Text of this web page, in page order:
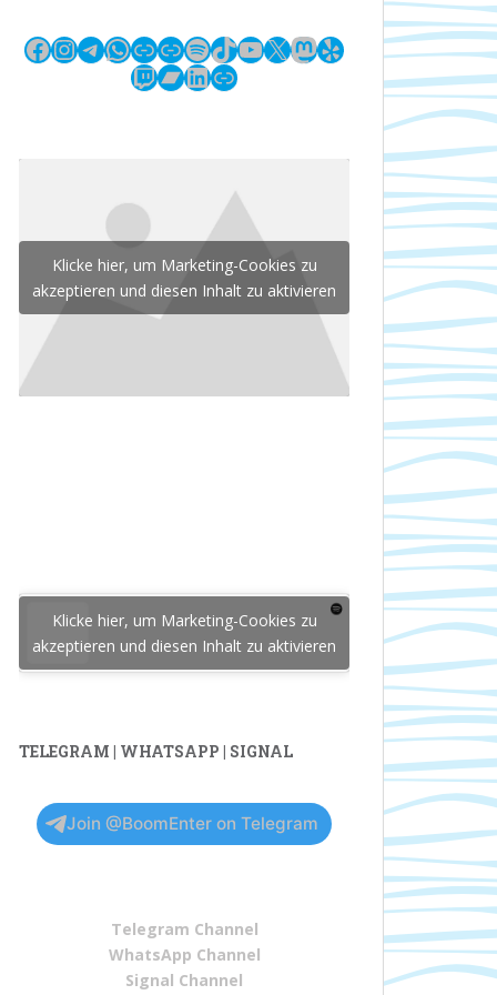
Facebook
Instagram
Telegram
WhatsApp
LinkLinkSpotify
TikTok
YouTube
X Mastodon
Yelp
Twitch
Bandcamp
LinkedIn
Link
Klicke hier, um Marketing-Cookies zu
akzeptieren und diesen Inhalt zu aktivieren
Klicke hier, um Marketing-Cookies zu
akzeptieren und diesen Inhalt zu aktivieren
TELEGRAM | WHATSAPP | SIGNAL
Join @BoomEnter on Telegram
Telegram Channel
WhatsApp Channel
Signal Channel